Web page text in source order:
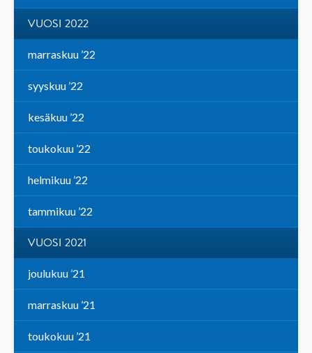
VUOSI 2022
marraskuu ’22
syyskuu ’22
kesäkuu ’22
toukokuu ’22
helmikuu ’22
tammikuu ’22
VUOSI 2021
joulukuu ’21
marraskuu ’21
toukokuu ’21